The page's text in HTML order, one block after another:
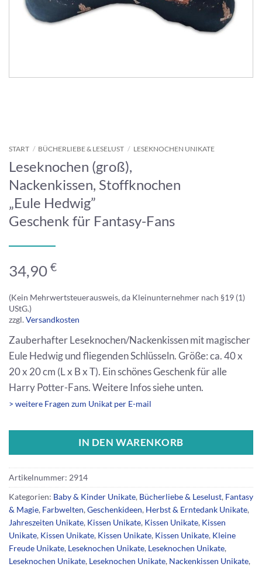
START / BÜCHERLIEBE & LESELUST / LESEKNOCHEN UNIKATE
Leseknochen (groß),
Nackenkissen, Stoffknochen
„Eule Hedwig”
Geschenk für Fantasy-Fans
34,90 €
(Kein Mehrwertsteuerausweis, da Kleinunternehmer nach §19 (1)
UStG.)
zzgl.Versandkosten
Zauberhafter Leseknochen/Nackenkissen mit magischer
Eule Hedwig und fliegenden Schlüsseln. Größe: ca. 40 x
20 x 20 cm (L x B x T). Ein schönes Geschenk für alle
Harry Potter-Fans. Weitere Infos siehe unten.
> weitere Fragen zum Unikat per E-mail
IN DEN WARENKORB
Artikelnummer: 2914
Kategorien: Baby & Kinder Unikate, Bücherliebe & Leselust, Fantasy
& Magie, Farbwelten,Geschenkideen, Herbst & Erntedank Unikate,
Jahreszeiten Unikate, Kissen Unikate, Kissen Unikate, Kissen
Unikate, Kissen Unikate, Kissen Unikate, Kissen Unikate, Kleine
Freude Unikate, Leseknochen Unikate, Leseknochen Unikate,
Leseknochen Unikate, Leseknochen Unikate, Nackenkissen Unikate,